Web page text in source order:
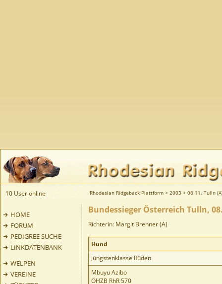
10 User online Rhodesian Ridgeback Plattform > 2003 > 08.11. Tulln
HOME
FORUM
PEDIGREE SUCHE
LINKDATENBANK
WELPEN
VEREINE
Bundessieger Österreich Tulln,
Richterin: Margit Brenner (A)
Hund
Jüngstenklasse Rüden
Mbuyu Azibo
ÖHZB RhR 570